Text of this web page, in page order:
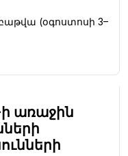
(օգոստոսի 3–
առաջին